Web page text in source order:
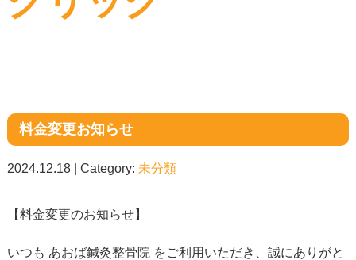
料金変更お知らせ
2024.12.18 | Category: 未分類
【料金変更のお知らせ】
いつも あおば鍼灸整骨院 をご利用いただき、誠にありがと